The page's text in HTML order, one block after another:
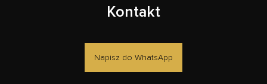
Kontakt
Napisz do WhatsApp